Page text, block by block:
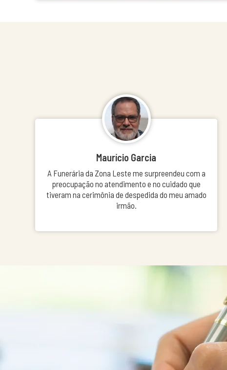
Maurício Garcia
A Funerária da Zona Leste me surpreendeu com a
preocupação no atendimento e no cuidado que
tiveram na cerimônia de despedida do meu amado
irmão.